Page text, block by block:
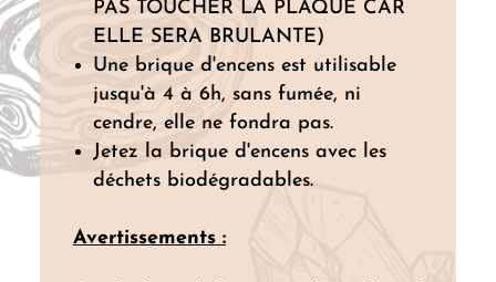
PAS TOUCHER LA PLAQUE CAR
ELLE SERA BRULANTE)
Une brique d'encens est utilisable
jusqu'à 4 à 6h, sans fumée, ni
cendre, elle ne fondra pas.
Jetez la brique d'encens avec les
déchets biodégradables.
Avertissements :